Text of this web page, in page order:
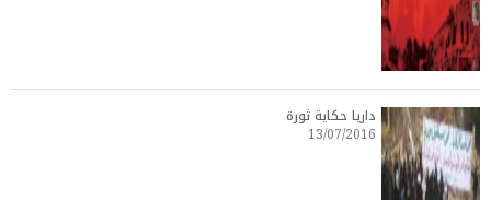
داريا حكاية ثورة
13/07/2016